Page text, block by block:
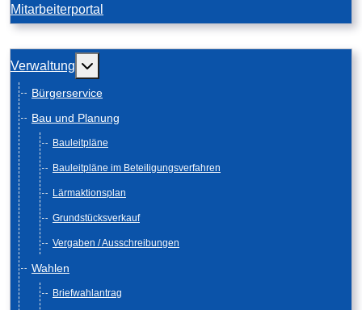
Mitarbeiterportal
Verwaltung Weitere Informationen: Verwaltung
Bürgerservice
Bau und Planung
Bauleitpläne
Bauleitpläne im Beteiligungsverfahren
Lärmaktionsplan
Grundstücksverkauf
Vergaben / Ausschreibungen
Wahlen
Briefwahlantrag